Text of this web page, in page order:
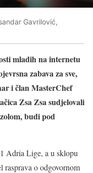
Gavrilović,
mladih na internetu
zabava za sve,
i član MasterChef
Zsa Zsa sudjelovali
budi pod
Adria Lige, a u sklopu
rasprava o odgovornom